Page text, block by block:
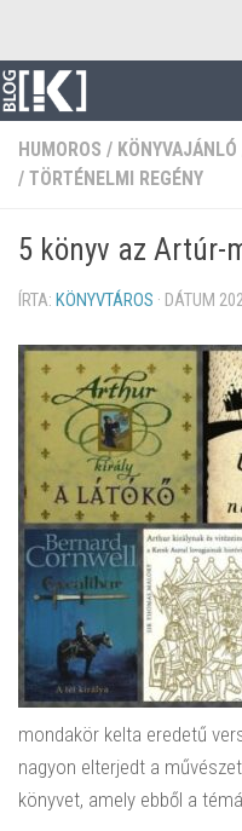
HUMOROS / KÖNYVAJÁNLÓ
/ TÖRTÉNELMI REGÉNY
5 könyv az Artúr-
ÍRTA: KÖNYVTÁROS · DÁTUM
mondakör kelta eredetű
nagyon elterjedt a
könyvet, amely ebből a